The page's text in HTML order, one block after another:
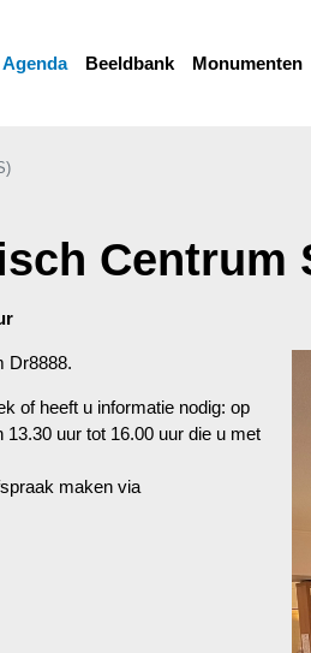
Agenda Beeldbank Monumenten
Centrum
Dr8888.
of heeft u informatie nodig: op
uur tot 16.00 uur die u met
maken via